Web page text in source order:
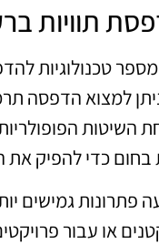
תוויות
טכנולוגיות
ניתן למצוא
הפופולריות
כדי להפיק את
פתרונות גמישים
או עבור